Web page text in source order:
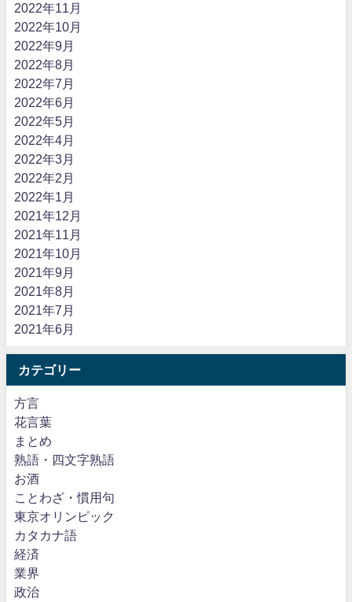
2022年11月
2022年10月
2022年9月
2022年8月
2022年7月
2022年6月
2022年5月
2022年4月
2022年3月
2022年2月
2022年1月
2021年12月
2021年11月
2021年10月
2021年9月
2021年8月
2021年7月
2021年6月
カテゴリー
方言
花言葉
まとめ
熟語・四文字熟語
お酒
ことわざ・慣用句
東京オリンピック
カタカナ語
経済
業界
政治